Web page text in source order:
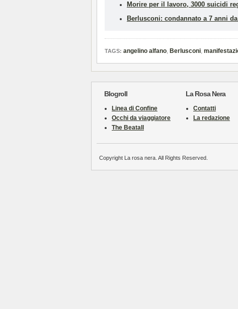
Morire per il lavoro, 3000 suicidi
Berlusconi: condannato a 7 anni
TAGS: angelino alfano, Berlusconi,
Blogroll
Linea di Confine
Occhi da viaggiatore
The Beatall
La Rosa Nera
Contatti
La redazione
Copyright La rosa nera. All Rights Reserved.